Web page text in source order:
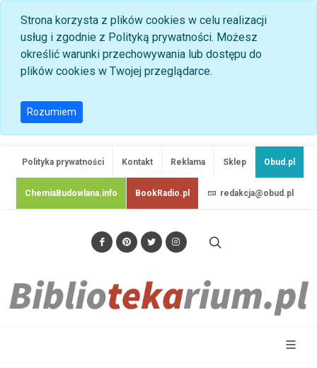
Strona korzysta z plików cookies w celu realizacji
usług i zgodnie z Polityką prywatności. Możesz
określić warunki przechowywania lub dostępu do
plików cookies w Twojej przeglądarce.
Rozumiem
Polityka prywatności Kontakt Reklama Sklep Obud.pl
ChemiaBudowlana.info BookRadio.pl redakcja@obud.pl